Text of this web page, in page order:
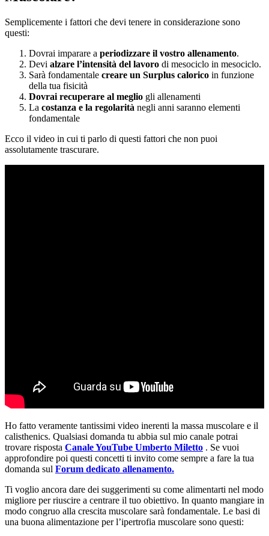
Semplicemente i fattori che devi tenere in considerazione sono
questi:
Dovrai imparare a periodizzare il vostro allenamento.
Devi alzare l’intensità del lavoro di mesociclo in mesociclo.
Sarà fondamentale creare un Surplus calorico in funzione
della tua fisicità
Dovrai recuperare al meglio gli allenamenti
La costanza e la regolarità negli anni saranno elementi
fondamentale
Ecco il video in cui ti parlo di questi fattori che non puoi
assolutamente trascurare.
Ho fatto veramente tantissimi video inerenti la massa muscolare e il
calisthenics. Qualsiasi domanda tu abbia sul mio canale potrai
trovare risposta Canale YouTube Umberto Miletto . Se vuoi
approfondire poi questi concetti ti invito come sempre a fare la tua
domanda sul Forum dedicato allenamento.
Ti voglio ancora dare dei suggerimenti su come alimentarti nel modo
migliore per riuscire a centrare il tuo obiettivo. In quanto mangiare in
modo congruo alla crescita muscolare sarà fondamentale. Le basi di
una buona alimentazione per l’ipertrofia muscolare sono questi: